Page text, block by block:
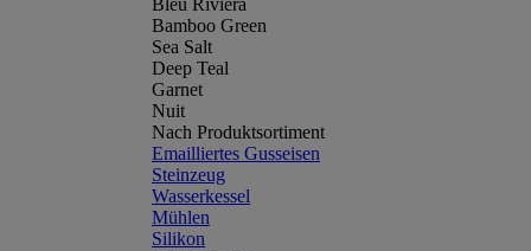
Bleu Riviera
Bamboo Green
Sea Salt
Deep Teal
Garnet
Nuit
Nach Produktsortiment
Emailliertes Gusseisen
Steinzeug
Wasserkessel
Mühlen
Silikon